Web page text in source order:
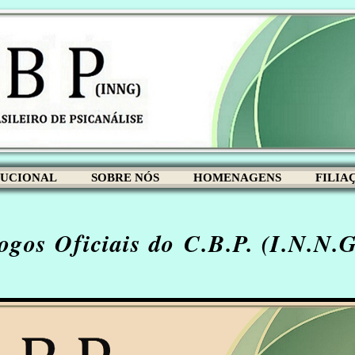
SOBRE NÓS HOMENAGENS
Oficiais do C.B.P.